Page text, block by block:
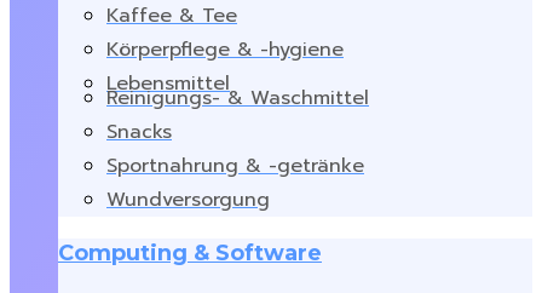
Kaffee & Tee
Körperpflege & -hygiene
Lebensmittel
Reinigungs- & Waschmittel
Snacks
Sportnahrung & -getränke
Wundversorgung
Computing & Software